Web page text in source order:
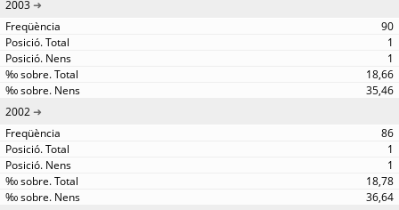
2003
90
1
1
18,66
35,46
2002
86
1
1
18,78
36,64